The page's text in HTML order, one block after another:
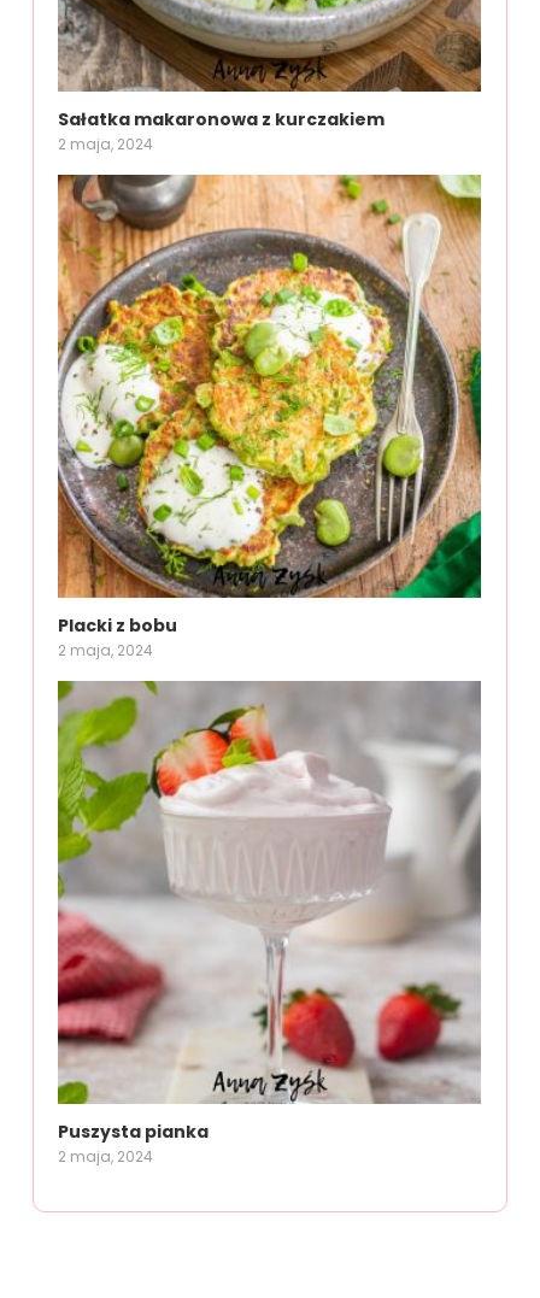
Sałatka makaronowa z kurczakiem
2 maja, 2024
Placki z bobu
2 maja, 2024
Puszysta pianka
2 maja, 2024